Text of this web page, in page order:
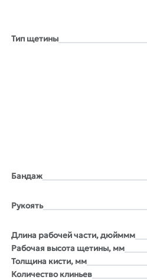
Тип щетины
Бандаж
Рукоять
Длина рабочей части, дюйммм
Рабочая высота щетины, мм
Толщина кисти, мм
Количество клиньев